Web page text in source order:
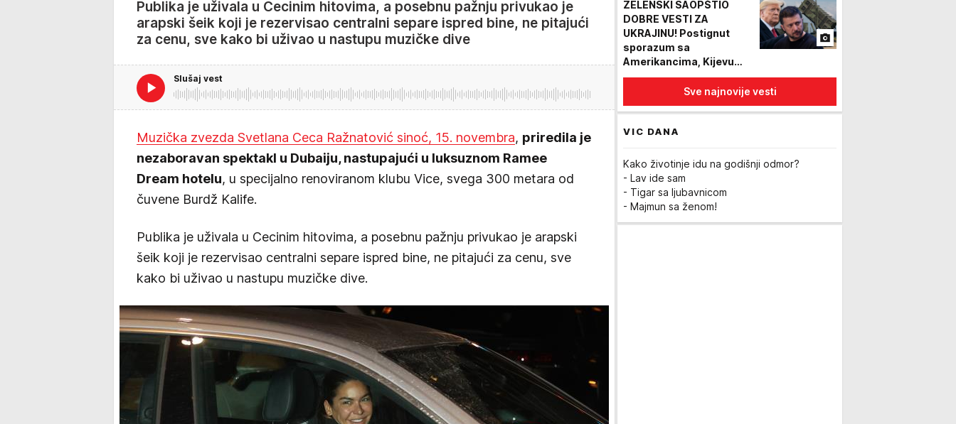
Publika je uživala u Cecinim hitovima, a posebnu pažnju privukao je
arapski šeik koji je rezervisao centralni separe ispred bine, ne pitajući
za cenu, sve kako bi uživao u nastupu muzičke dive
Slušaj vest
Muzička zvezda Svetlana Ceca Ražnatović sinoć, 15. novembra, priredila je
nezaboravan spektakl u Dubaiju, nastupajući u luksuznom Ramee
Dream hotelu, u specijalno renoviranom klubu Vice, svega 300 metara od
čuvene Burdž Kalife.
Publika je uživala u Cecinim hitovima, a posebnu pažnju privukao je arapski
šeik koji je rezervisao centralni separe ispred bine, ne pitajući za cenu, sve
kako bi uživao u nastupu muzičke dive.
ZELENSKI SAOPŠTIO
DOBRE VESTI ZA
UKRAJINU! Postignut
sporazum sa
Amerikancima, Kijevu
stižu mesečne isporuke
moćnih raketaSve najnovije vesti
VIC DANA
Kako životinje idu na godišnji odmor?
- Lav ide sam
- Tigar sa ljubavnicom
- Majmun sa ženom!